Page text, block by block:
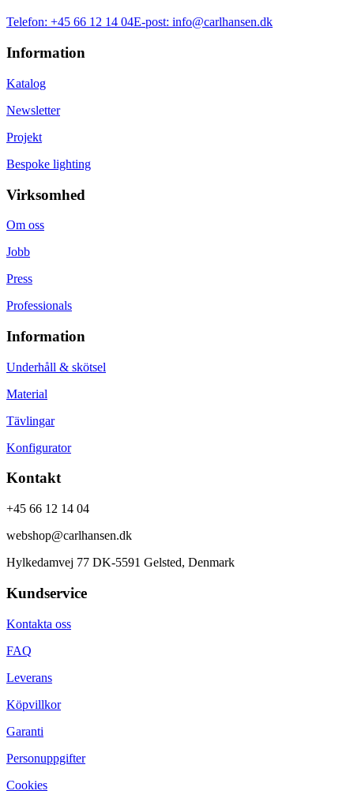
Telefon: +45 66 12 14 04E-post: info@carlhansen.dk
Information
Katalog
Newsletter
Projekt
Bespoke lighting
Virksomhed
Om oss
Jobb
Press
Professionals
Information
Underhåll & skötsel
Material
Tävlingar
Konfigurator
Kontakt
+45 66 12 14 04
webshop@carlhansen.dk
Hylkedamvej 77 DK-5591 Gelsted, Denmark
Kundservice
Kontakta oss
FAQ
Leverans
Köpvillkor
Garanti
Personuppgifter
Cookies